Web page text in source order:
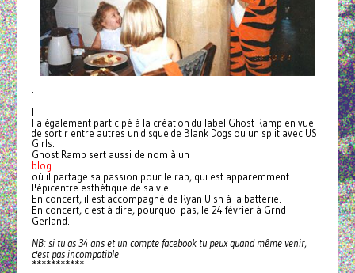
.
I
l a également participé à la création du label Ghost Ramp en vue
de sortir entre autres un disque de Blank Dogs ou un split avec US
Girls.
Ghost Ramp sert aussi de nom à un
blog
où il partage sa passion pour le rap, qui est apparemment
l'épicentre esthétique de sa vie.
En concert, il est accompagné de Ryan Ulsh à la batterie.
En concert, c'est à dire, pourquoi pas, le 24 février à Grnd
Gerland.
NB: si tu as 34 ans et un compte facebook tu peux quand même venir,
c'est pas incompatible
***********